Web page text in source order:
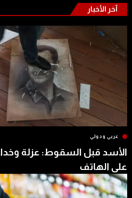
آخر الأخبار
عربي ودولي
الأسد قبل السقوط: عزلة
على الهاتف